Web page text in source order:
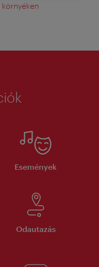
környéken
Események
Odautazás